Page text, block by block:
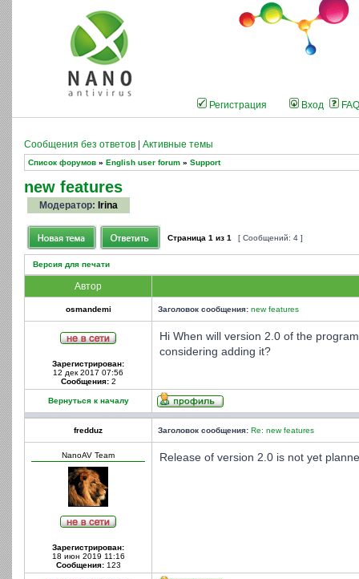
Регистрация Вход FAQ
Сообщения без ответов Активные темы
Список форумов » English user forum » Support
new features
Модератор: Irina
Страница 1 из 1 [ Сообщений: 4 ]
Версия для печати
Автор
osmandemi Заголовок сообщения: new features
Зарегистрирован:
12 дек 2017 07:56
Сообщения:2
Hi When will version 2.0 of the
considering adding it?
Вернуться к началу
fredduz Заголовок сообщения: Re: new features
NanoAV Team
Зарегистрирован:
18 июн 2019 11:16
Сообщения:123
Release of version 2.0 is not yet